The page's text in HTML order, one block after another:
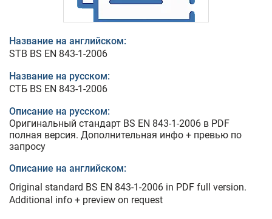
Название на английском:
STB BS EN 843-1-2006
Название на русском:
СТБ BS EN 843-1-2006
Описание на русском:
Оригинальный стандарт BS EN 843-1-2006 в PDF
полная версия. Дополнительная инфо + превью по
запросу
Описание на английском:
Original standard BS EN 843-1-2006 in PDF full version.
Additional info + preview on request